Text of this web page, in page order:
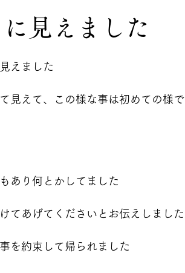
見えました
えました
見えて、この様な事は初めての様で
あり何とかしてました
てあげてくださいとお伝えしました
を約束して帰られました